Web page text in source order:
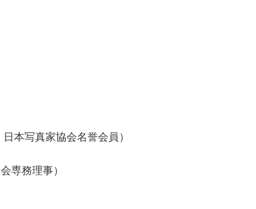
本写真家協会名誉会員）
専務理事）